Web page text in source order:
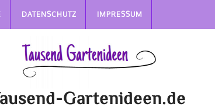
DATENSCHUTZ IMPRESSUM
Gartenideen.de